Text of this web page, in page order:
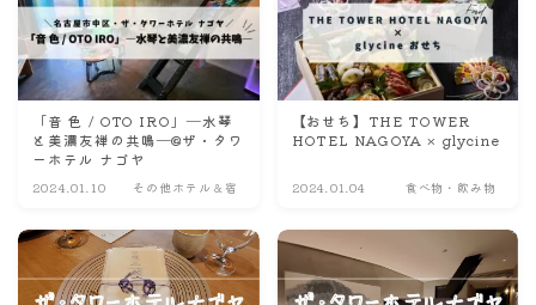
「音 色 / OTO IRO」―水琴
と美濃友禅の共鳴―@ザ・タワ
ーホテル ナゴヤ
2024.01.10 その他ホテル＆宿
【おせち】THE TOWER
HOTEL NAGOYA × glycine
2024.01.04 食べ物・飲み物